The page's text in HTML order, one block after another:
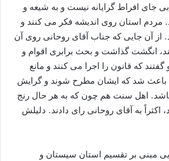
جای افراط گرایانه نیست و به شیعه و
مردم استان روی اندیشه فکر می کنند و
از آن جایی که جناب آقای روحانی روی آن
انگشت گذاشت و بحث برابری اقوام و
که قانون را اجرا می کنند و مانع
باعث شد که ایشان مطرح شوند و گرایش
اهل سنت هم چون که به هر حال رنج
به آقای روحانی رای دادند. دلیلش
مبنی بر تقسیم استان سیستان و